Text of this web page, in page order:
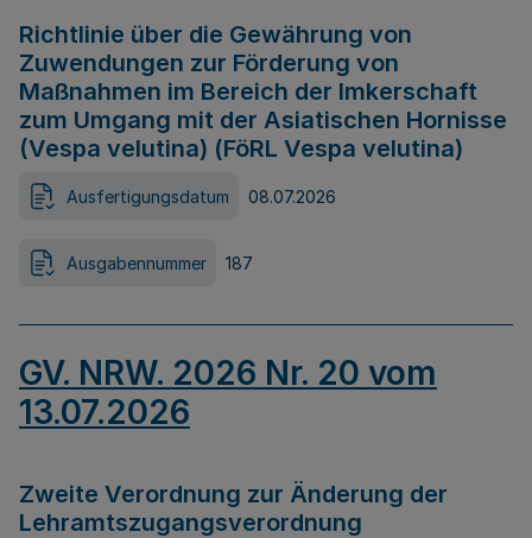
Richtlinie über die Gewährung von
Zuwendungen zur Förderung von
Maßnahmen im Bereich der Imkerschaft
zum Umgang mit der Asiatischen Hornisse
(Vespa velutina) (FöRL Vespa velutina)
Ausfertigungsdatum 08.07.2026
Ausgabennummer 187
GV. NRW. 2026 Nr. 20 vom
13.07.2026
Zweite Verordnung zur Änderung der
Lehramtszugangsverordnung